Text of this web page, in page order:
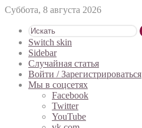
Суббота, 8 августа 2026
Switch skin
Sidebar
Случайная статья
Войти / Зарегистрироваться
Мы в соцсетях
Facebook
Twitter
YouTube